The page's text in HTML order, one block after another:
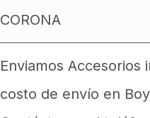
CORONA
Enviamos Accesorios
costo de envío en